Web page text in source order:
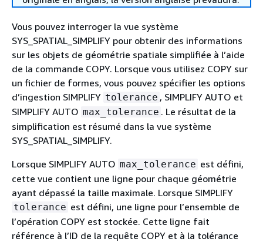
Vous pouvez interroger la vue système
SYS_SPATIAL_SIMPLIFY pour obtenir des informations
sur les objets de géométrie spatiale simplifiée à l’aide
de la commande COPY. Lorsque vous utilisez COPY sur
un fichier de formes, vous pouvez spécifier les options
d’ingestion SIMPLIFY tolerance , SIMPLIFY AUTO et
SIMPLIFY AUTO max_tolerance . Le résultat de la
simplification est résumé dans la vue système
SYS_SPATIAL_SIMPLIFY.
Lorsque SIMPLIFY AUTO max_tolerance est défini,
cette vue contient une ligne pour chaque géométrie
ayant dépassé la taille maximale. Lorsque SIMPLIFY
tolerance est défini, une ligne pour l’ensemble de
l’opération COPY est stockée. Cette ligne fait
référence à l’ID de la requête COPY et à la tolérance